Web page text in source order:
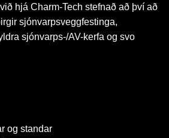
hjá Charm-Tech stefnað að því að
sjónvarpsveggfestinga,
sjónvarps-/AV-kerfa og svo
og standar